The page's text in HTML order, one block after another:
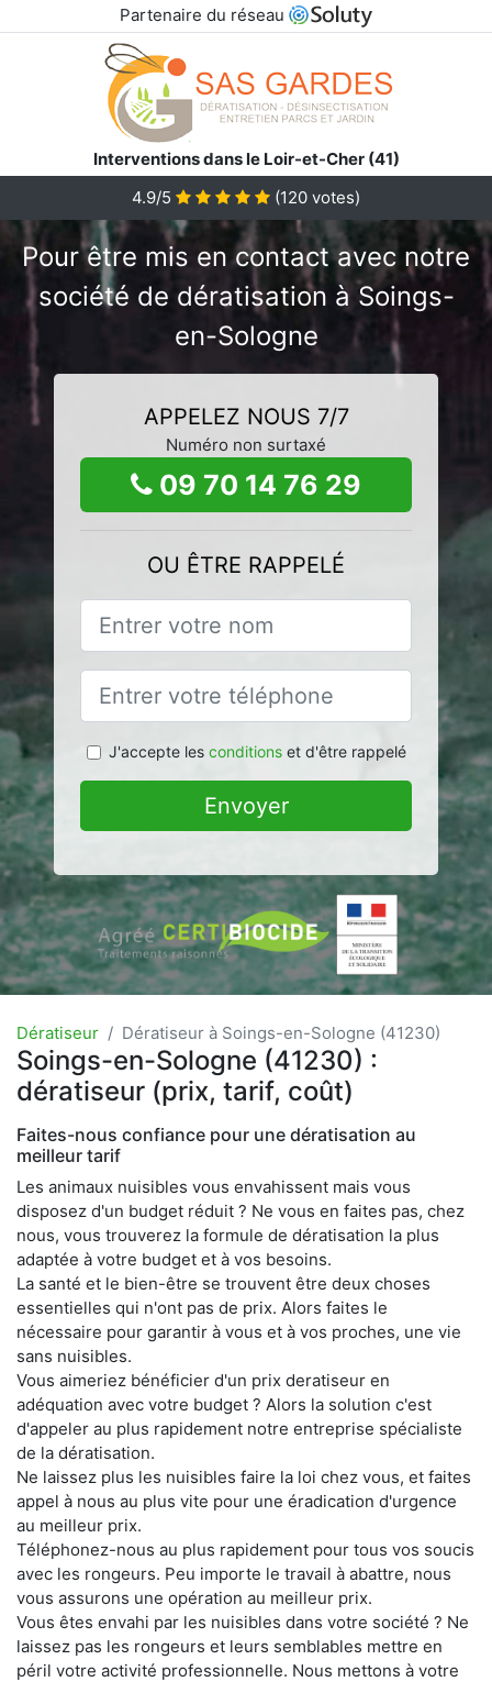
Partenaire du réseau
Interventions dans le Loir-et-Cher (41)
4.9/5
(120 votes)
Pour être mis en contact avec notre
société de dératisation à Soings-
en-Sologne
APPELEZ NOUS 7/7
Numéro non surtaxé
09 70 14 76 29
OU ÊTRE RAPPELÉ
J'accepte les conditionset d'être rappelé
Envoyer
Dératiseur Dératiseur à Soings-en-Sologne (41230)
Soings-en-Sologne (41230) :
dératiseur (prix, tarif, coût)
Faites-nous confiance pour une dératisation au
meilleur tarif
Les animaux nuisibles vous envahissent mais vous
disposez d'un budget réduit ? Ne vous en faites pas, chez
nous, vous trouverez la formule de dératisation la plus
adaptée à votre budget et à vos besoins.
La santé et le bien-être se trouvent être deux choses
essentielles qui n'ont pas de prix. Alors faites le
nécessaire pour garantir à vous et à vos proches, une vie
sans nuisibles.
Vous aimeriez bénéficier d'un prix deratiseur en
adéquation avec votre budget ? Alors la solution c'est
d'appeler au plus rapidement notre entreprise spécialiste
de la dératisation.
Ne laissez plus les nuisibles faire la loi chez vous, et faites
appel à nous au plus vite pour une éradication d'urgence
au meilleur prix.
Téléphonez-nous au plus rapidement pour tous vos soucis
avec les rongeurs. Peu importe le travail à abattre, nous
vous assurons une opération au meilleur prix.
Vous êtes envahi par les nuisibles dans votre société ? Ne
laissez pas les rongeurs et leurs semblables mettre en
péril votre activité professionnelle. Nous mettons à votre